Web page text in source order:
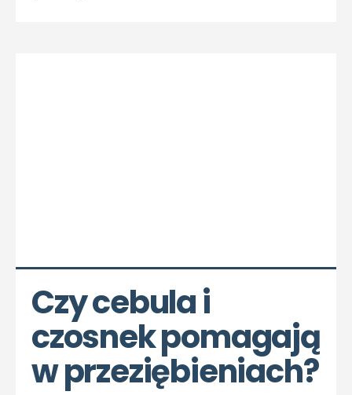
Czy cebula i
czosnek pomagają
w przeziębieniach?